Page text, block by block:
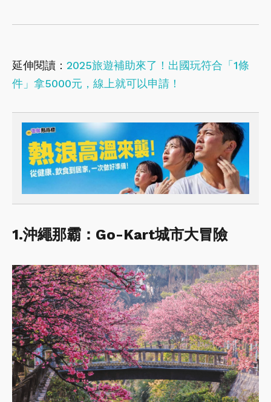
延伸閱讀： 2025旅遊補助來了！出國玩符合「1條
件」拿5000元，線上就可以申請！
1.沖繩那霸：Go-Kart城市大冒險